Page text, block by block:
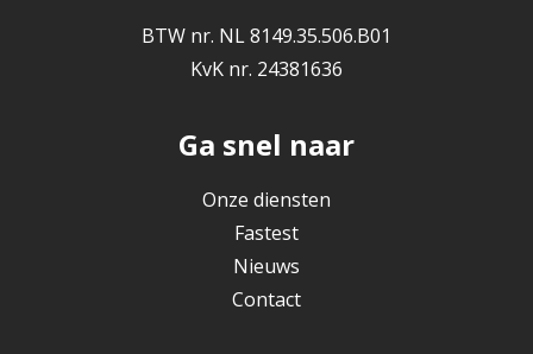
BTW nr. NL 8149.35.506.B01
KvK nr. 24381636
Ga snel naar
Onze diensten
Fastest
Nieuws
Contact